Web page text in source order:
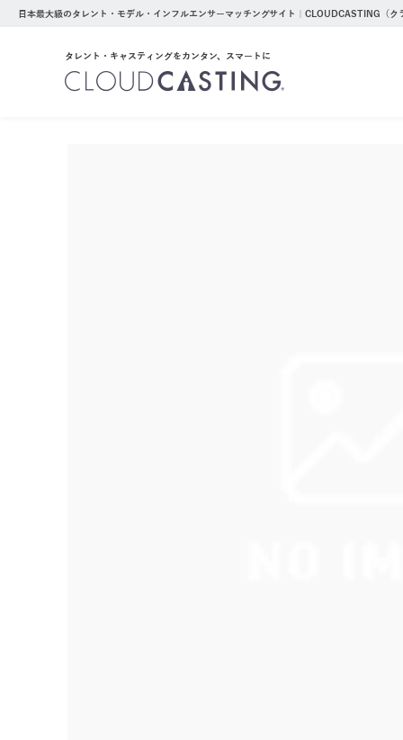
日本最大級のタレント・モデル・インフルエンサーマッチングサイト｜CLOUDCASTING（ク
タレント・キャスティングをカンタン、スマートに